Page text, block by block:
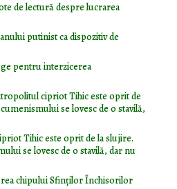
de lectură despre lucrarea
putinist ca dispozitiv de
pentru interzicerea
cipriot Tihic este oprit de
se lovesc de o stavilă,
Tihic este oprit de la slujire.
se lovesc de o stavilă, dar nu
chipului Sfinţilor Închisorilor